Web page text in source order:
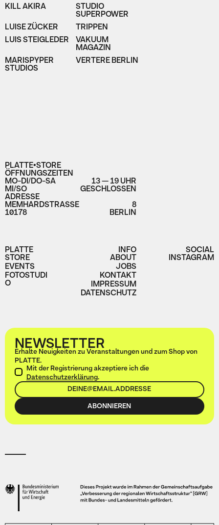
KILL AKIRA
LUISE ZÜCKER
LUIS STEIGLEDER
MARISPYPER
STUDIOS
STUDIO
SUPERPOWER
TRIPPEN
VAKUUM
MAGAZIN
VERTERE BERLIN
PLATTE•STORE
ÖFFNUNGSZEITEN
MO-DI/DO-SA 13 — 19 UHR
MI/SO GESCHLOSSEN
ADRESSE
MEMHARDSTRASSE 8
10178 BERLIN
PLATTE
STORE
EVENTS
FOTOSTUDI
O
INFO
ABOUT
JOBS
KONTAKT
IMPRESSUM
DATENSCHUTZ
SOCIAL
INSTAGRAM
NEWSLETTER
Erhalte Neuigkeiten zu Veranstaltungen und zum Shop von
PLATTE.
Mit der Registrierung akzeptiere ich die
Datenschutzerklärung.